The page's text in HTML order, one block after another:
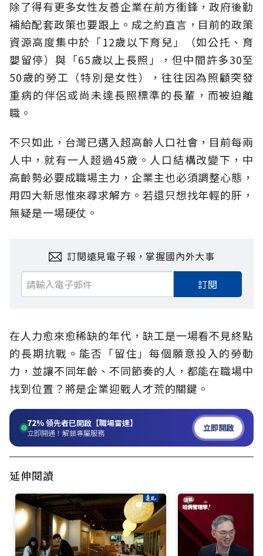
除了得有更多女性友善企業在前方衝鋒，政府後勤
補給配套政策也要跟上。成之約直言，目前的政策
資源高度集中於「12歲以下育兒」（如公托、育
嬰留停）與「65歲以上長照」，但中間許多30至
50歲的勞工（特別是女性），往往因為照顧突發
重病的伴侶或尚未達長照標準的長輩，而被迫離
職。
不只如此，台灣已邁入超高齡人口社會，目前每兩
人中，就有一人超過45歲。人口結構改變下，中
高齡勢必要成職場主力，企業主也必須調整心態，
用四大新思惟來尋求解方。若還只想找年輕的肝，
無疑是一場硬仗。
訂閱遠見電子報，掌握國內外大事
訂閱
在人力愈來愈稀缺的年代，缺工是一場看不見終點
的長期抗戰。能否「留住」每個願意投入的勞動
力，並讓不同年齡、不同節奏的人，都能在職場中
找到位置？將是企業迎戰人才荒的關鍵。
72%領先者已開啟【職場雷達】
立即開通！解鎖專屬服務 立即開啟
延伸閱讀